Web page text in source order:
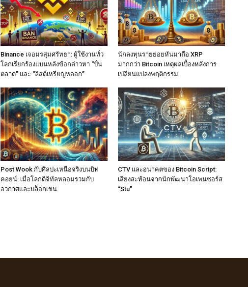
Binance เจอมรสุมศรัทธา: ผู้ใช้งานทั่ว
โลกเรียกร้องแบนหลังข้อกล่าวหา “ปั่น
ตลาด” และ “ลิสต์เหรียญหลอก”
นักลงทุนรายย่อยหันมาถือ XRP
มากกว่า Bitcoin เหตุผลเบื้องหลังการ
เปลี่ยนแปลงพฤติกรรม
Post Wook กับศิลปะเหนือจริงบนบิท
คอยน์: เมื่อโลกดิจิทัลหลอมรวมกับ
อวกาศและบล็อกเชน
CTV และอนาคตของ Bitcoin Script:
เสียงสะท้อนจากนักพัฒนาโอเพนซอร์ส
“Stu”